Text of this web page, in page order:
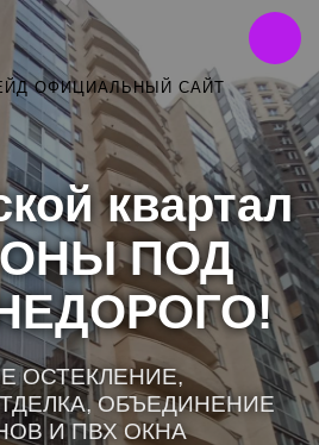
ОФИЦИАЛЬНЫЙ САЙТ
квартал
ПОД
ОСТЕКЛЕНИЕ,
ОБЪЕДИНЕНИЕ
И ПВХ ОКНА